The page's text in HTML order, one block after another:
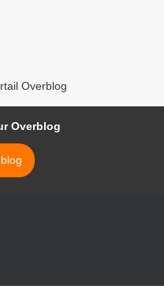
Overblog
Overblog